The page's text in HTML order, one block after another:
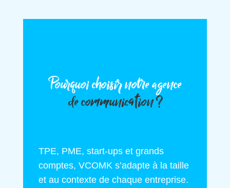
Pourquoi choisir notre agence
de communication ?
TPE, PME, start-ups et grands
comptes, VCOMK s’adapte à la taille
et au contexte de chaque entreprise.